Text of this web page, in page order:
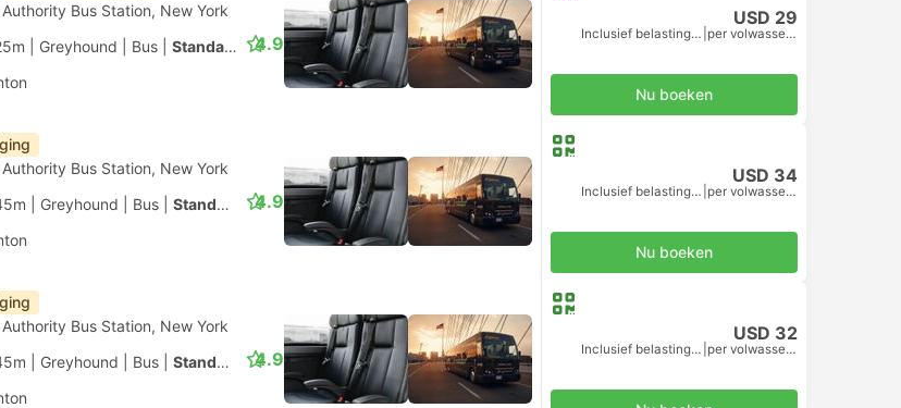
Bus Station, New York
| Greyhound Bus Standaard 4.9
USD 29
Inclusief belastingen per volwassene
Nu boeken
Bus Station, New York
| Greyhound Bus Standaard 4.9
USD 34
Inclusief belastingen per volwassene
Nu boeken
Bus Station, New York
| Greyhound Bus Standaard 4.9
USD 32
Inclusief belastingen per volwassene